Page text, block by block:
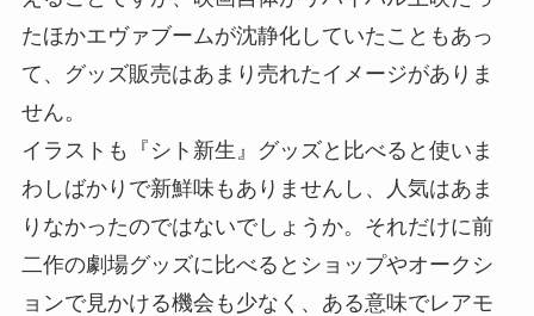
たほかエヴァブームが沈静化していたこともあっ
て、グッズ販売はあまり売れたイメージがありま
せん。
イラストも『シト新生』グッズと比べると使いま
わしばかりで新鮮味もありませんし、人気はあま
りなかったのではないでしょうか。それだけに前
二作の劇場グッズに比べるとショップやオークシ
ョンで見かける機会も少なく、ある意味でレアモ